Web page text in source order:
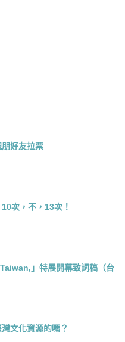
好友拉票
次，不，13次！
」特展開幕致詞稿（台
文化資源的嗎？